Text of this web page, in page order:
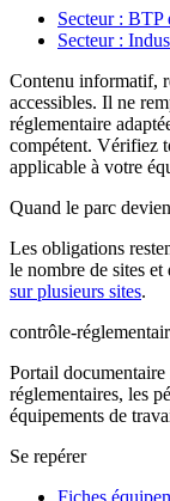
Secteur : BTP
Secteur :
Contenu informatif,
accessibles. Il ne
réglementaire
compétent. Vérifiez
applicable à votre
Quand le parc
Les obligations
le nombre de sites et
sur plusieurs sites.
contrôle-
Portail
réglementaires, les
équipements de
Se repérer
Fiches